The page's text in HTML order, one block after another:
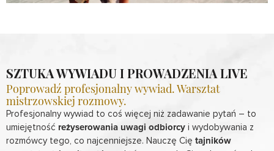
SZTUKA WYWIADU I PROWADZENIA LIVE
Poprowadź profesjonalny wywiad. Warsztat
mistrzowskiej rozmowy.
Profesjonalny wywiad to coś więcej niż zadawanie pytań – to
umiejętność reżyserowania uwagi odbiorcy i wydobywania z
rozmówcy tego, co najcenniejsze. Nauczę Cię tajników